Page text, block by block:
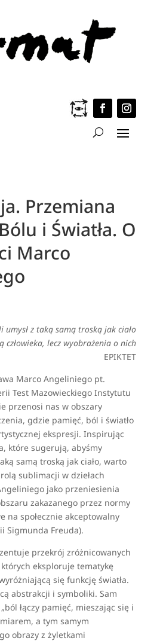
Przemiana
i Światła. O
Marco
umysł z taką samą troską jak ciało
człowieka, lecz wyobrażenia o nich
EPIKTET
Marco Angeliniego pt.
Test Mazowieckiego Instytutu
przenosi nas w obszary
gdzie pamięć, ból i światło
ekspresji. Inspirując
które sugerują, abyśmy
samą troską jak ciało, warto
sublimacji w dziełach
jako przeniesienia
zakazanego przez normy
na społecznie akceptowalny
Sigmunda Freuda).
przekrój zróżnicowanych
eksploruje tematykę
się funkcję światła.
abstrakcji i symboliki. Sam
łączy pamięć, mieszając się i
a tym samym
obrazy z żyletkami